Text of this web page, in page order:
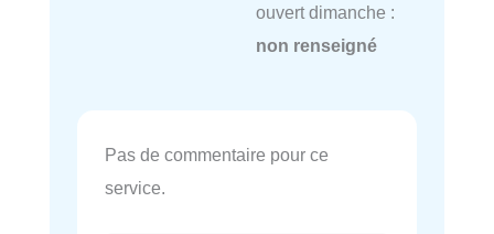
ouvert dimanche :
non renseigné
Pas de commentaire pour ce
service.